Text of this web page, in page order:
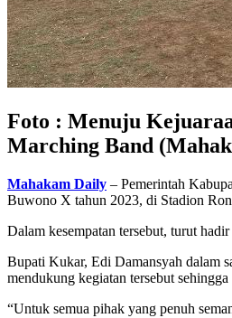
Foto : Menuju
Marching Band
Mahakam Daily – Pemerintah
Buwono X tahun 2023, di Stadion
Dalam kesempatan tersebut, turut
Bupati Kukar, Edi Damansyah dalam
mendukung kegiatan tersebut
“Untuk semua pihak yang penuh